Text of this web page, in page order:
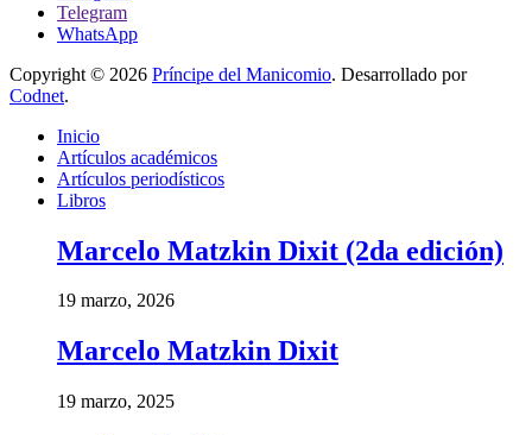
Telegram
WhatsApp
Copyright © 2026 Príncipe del Manicomio. Desarrollado por
Codnet.
Inicio
Artículos académicos
Artículos periodísticos
Libros
Marcelo Matzkin Dixit (2da edición)
19 marzo, 2026
Marcelo Matzkin Dixit
19 marzo, 2025